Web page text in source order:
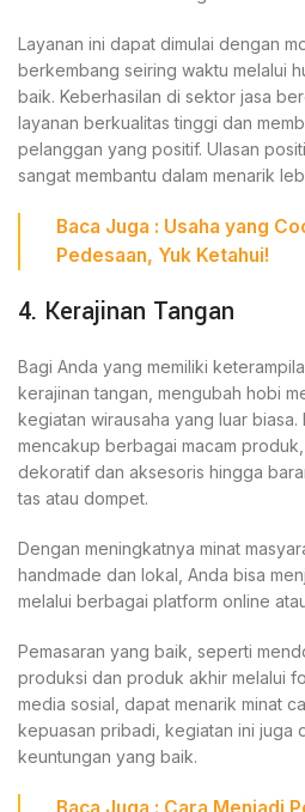
Layanan ini dapat dimulai dengan
berkembang seiring waktu melalui
baik. Keberhasilan di sektor jasa
layanan berkualitas tinggi dan
pelanggan yang positif. Ulasan
sangat membantu dalam menarik
Baca Juga : Usaha yang
Pedesaan, Yuk Ketahui!
4. Kerajinan Tangan
Bagi Anda yang memiliki
kerajinan tangan, mengubah hobi
kegiatan wirausaha yang luar biasa.
mencakup berbagai macam
dekoratif dan aksesoris hingga
tas atau dompet.
Dengan meningkatnya minat
handmade dan lokal, Anda bisa
melalui berbagai platform online
Pemasaran yang baik, seperti
produksi dan produk akhir melalui
media sosial, dapat menarik minat
kepuasan pribadi, kegiatan ini juga
keuntungan yang baik.